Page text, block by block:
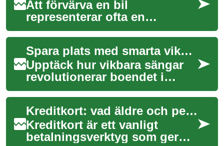
Att förvärva en bil
representerar ofta en
betydande investering, och
för många kan kravet på en
kontantinsats vara et...
Spara plats med smarta vikbara sängar: En guide
Upptäck hur vikbara sängar
revolutionerar boendet i
trånga utrymmen. Från
innovativa designlösningar
till praktiska t...
Kreditkort: vad äldre och pensionärer bör veta
Kreditkort är ett vanligt
betalningsverktyg som ger